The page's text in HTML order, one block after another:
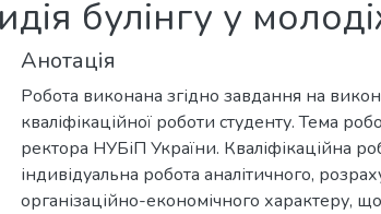
булінгу у
Анотація
Робота виконана згідно завдання на
кваліфікаційної роботи студенту. Тема
ректора НУБіП України. Кваліфікаційна
індивідуальна робота аналітичного,
організаційно-економічного характеру,